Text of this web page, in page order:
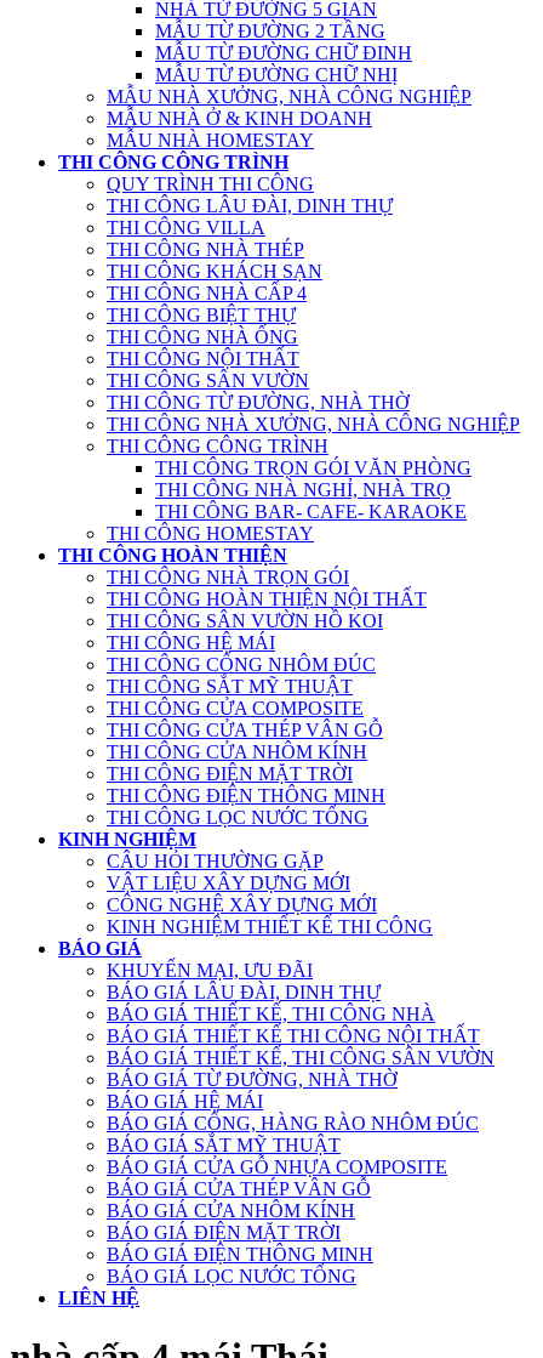
NHÀ TỪ ĐƯỜNG 5 GIAN
MẪU TỪ ĐƯỜNG 2 TẦNG
MẪU TỪ ĐƯỜNG CHỮ ĐINH
MẪU TỪ ĐƯỜNG CHỮ NHỊ
MẪU NHÀ XƯỞNG, NHÀ CÔNG NGHIỆP
MẪU NHÀ Ở & KINH DOANH
MẪU NHÀ HOMESTAY
THI CÔNG CÔNG TRÌNH
QUY TRÌNH THI CÔNG
THI CÔNG LÂU ĐÀI, DINH THỰ
THI CÔNG VILLA
THI CÔNG NHÀ THÉP
THI CÔNG KHÁCH SẠN
THI CÔNG NHÀ CẤP 4
THI CÔNG BIỆT THỰ
THI CÔNG NHÀ ỐNG
THI CÔNG NỘI THẤT
THI CÔNG SÂN VƯỜN
THI CÔNG TỪ ĐƯỜNG, NHÀ THỜ
THI CÔNG NHÀ XƯỞNG, NHÀ CÔNG NGHIỆP
THI CÔNG CÔNG TRÌNH
THI CÔNG TRỌN GÓI VĂN PHÒNG
THI CÔNG NHÀ NGHỈ, NHÀ TRỌ
THI CÔNG BAR- CAFE- KARAOKE
THI CÔNG HOMESTAY
THI CÔNG HOÀN THIỆN
THI CÔNG NHÀ TRỌN GÓI
THI CÔNG HOÀN THIỆN NỘI THẤT
THI CÔNG SÂN VƯỜN HỒ KOI
THI CÔNG HỆ MÁI
THI CÔNG CỔNG NHÔM ĐÚC
THI CÔNG SẮT MỸ THUẬT
THI CÔNG CỬA COMPOSITE
THI CÔNG CỬA THÉP VÂN GỖ
THI CÔNG CỬA NHÔM KÍNH
THI CÔNG ĐIỆN MẶT TRỜI
THI CÔNG ĐIỆN THÔNG MINH
THI CÔNG LỌC NƯỚC TỔNG
KINH NGHIỆM
CÂU HỎI THƯỜNG GẶP
VẬT LIỆU XÂY DỰNG MỚI
CÔNG NGHỆ XÂY DỰNG MỚI
KINH NGHIỆM THIẾT KẾ THI CÔNG
BÁO GIÁ
KHUYẾN MẠI, ƯU ĐÃI
BÁO GIÁ LÂU ĐÀI, DINH THỰ
BÁO GIÁ THIẾT KẾ, THI CÔNG NHÀ
BÁO GIÁ THIẾT KẾ THI CÔNG NỘI THẤT
BÁO GIÁ THIẾT KẾ, THI CÔNG SÂN VƯỜN
BÁO GIÁ TỪ ĐƯỜNG, NHÀ THỜ
BÁO GIÁ HỆ MÁI
BÁO GIÁ CỔNG, HÀNG RÀO NHÔM ĐÚC
BÁO GIÁ SẮT MỸ THUẬT
BÁO GIÁ CỬA GỖ NHỰA COMPOSITE
BÁO GIÁ CỬA THÉP VÂN GỖ
BÁO GIÁ CỬA NHÔM KÍNH
BÁO GIÁ ĐIỆN MẶT TRỜI
BÁO GIÁ ĐIỆN THÔNG MINH
BÁO GIÁ LỌC NƯỚC TỔNG
LIÊN HỆ